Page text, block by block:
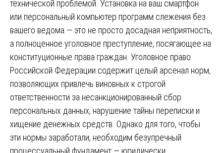
технической проблемой. Установка на ваш смартфон
или персональный компьютер программ слежения без
вашего ведома — это не просто досадная неприятность,
а полноценное уголовное преступление, посягающее на
конституционные права граждан. Уголовное право
Российской Федерации содержит целый арсенал норм,
позволяющих привлечь виновных к строгой
ответственности за несанкционированный сбор
персональных данных, нарушение тайны переписки и
хищение денежных средств. Однако для того, чтобы
эти нормы заработали, необходим безупречный
процессуальный фундамент — юридически